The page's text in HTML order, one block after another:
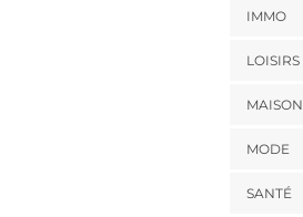
IMMO
LOISIRS
MAISON
MODE
SANTÉ